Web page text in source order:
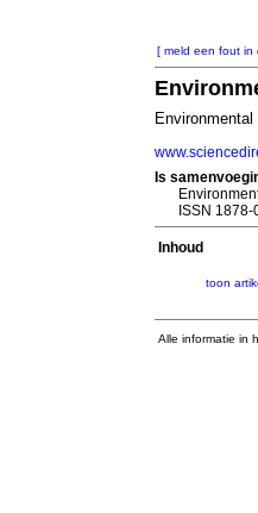
[ meld een fout in
Is
ISSN 1878-
Inhoud
toon
Alle informatie in